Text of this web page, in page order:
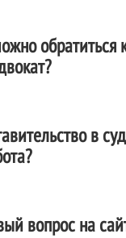
обратиться
в
вопрос на